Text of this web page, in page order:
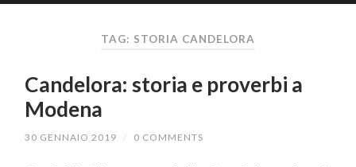
TAG: STORIA CANDELORA
Candelora: storia e proverbi a
Modena
30 GENNAIO 2019 / 0 COMMENTS